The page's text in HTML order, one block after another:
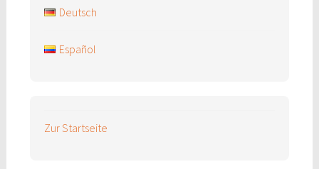
Deutsch
Español
Zur Startseite